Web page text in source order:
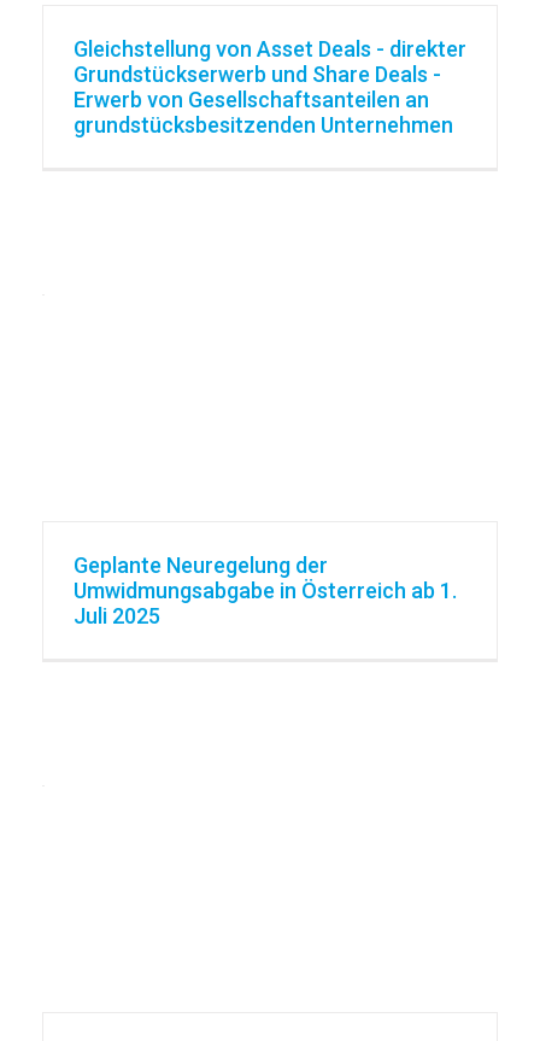
Gleichstellung von Asset Deals - direkter
Grundstückserwerb und Share Deals -
Erwerb von Gesellschaftsanteilen an
grundstücksbesitzenden Unternehmen
Geplante Neuregelung der
Umwidmungsabgabe in Österreich ab 1.
Juli 2025